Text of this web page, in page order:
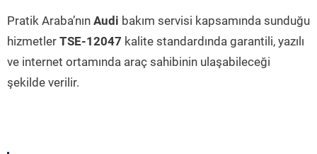
Pratik Araba’nın Audi bakım servisi kapsamında sunduğu
hizmetler TSE-12047 kalite standardında garantili, yazılı
ve internet ortamında araç sahibinin ulaşabileceği
şekilde verilir.